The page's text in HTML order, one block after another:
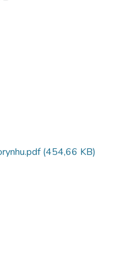
(454,66 KB)